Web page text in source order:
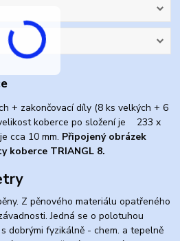
+ zakončovací díly (8 ks velkých + 6
koberce po složení je 233 x
cca 10 mm. Připojený obrázek
koberce TRIANGL 8.
Z pěnového materiálu opatřeného
Jedná se o polotuhou
dobrými fyzikálně - chem. a tepelně